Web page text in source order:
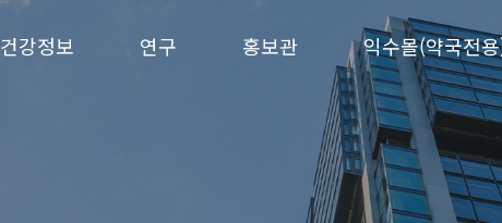
건강정보 연구 홍보관 익수몰(약국전